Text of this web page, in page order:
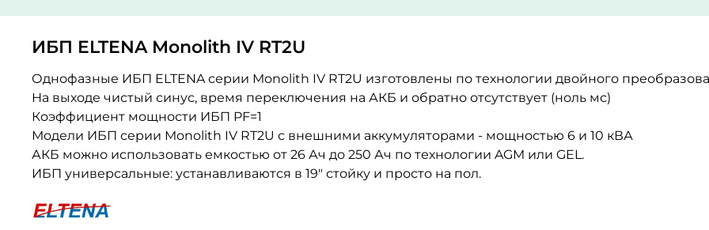
ИБП ELTENA Monolith IV RT2U
Однофазные ИБП ELTENA серии Monolith IV RT2U изготовлены по технологии двойного
На выходе чистый синус, время переключения на АКБ и обратно отсутствует (ноль мс)
Коэффициент мощности ИБП PF=1
Модели ИБП серии Monolith IV RT2U с внешними аккумуляторами - мощностью 6 и 10 кВА
АКБ можно использовать емкостью от 26 Ач до 250 Ач по технологии AGM или GEL.
ИБП универсальные: устанавливаются в 19" стойку и просто на пол.